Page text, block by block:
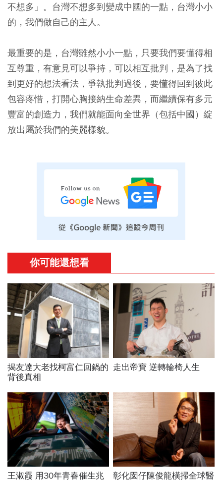
不想多」。台灣不想多到變成中國的一點，台灣小小
的，我們做自己的主人。
最重要的是，台灣雖然小小一點，只要我們要懂得相
互尊重，有意見可以爭持，可以相互批判，是為了找
到更好的想法看法，爭執批判過後，要懂得回到彼此
包容疼惜，打開心胸接納生命差異，而繼續保有多元
豐富的創造力，我們就能面向全世界（包括中國）綻
放出屬於我們的美麗樣貌。